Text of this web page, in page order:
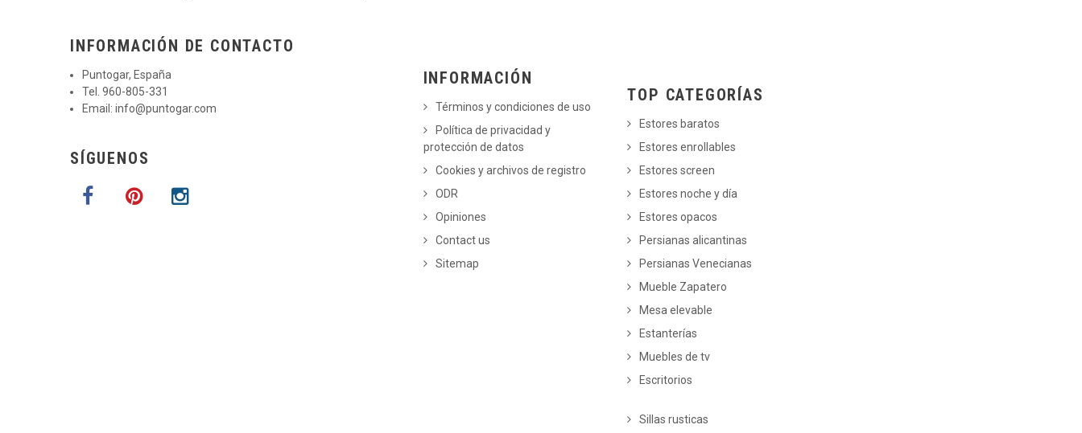
INFORMACIÓN DE CONTACTO
Puntogar, España
Tel. 960-805-331
Email: info@puntogar.com
SÍGUENOS
INFORMACIÓN
Términos y condiciones de uso
Política de privacidad y
protección de datos
Cookies y archivos de registro
ODR
Opiniones
Contact us
Sitemap
TOP CATEGORÍAS
Estores baratos
Estores enrollables
Estores screen
Estores noche y día
Estores opacos
Persianas alicantinas
Persianas Venecianas
Mueble Zapatero
Mesa elevable
Estanterías
Muebles de tv
Escritorios
Sillas rusticas